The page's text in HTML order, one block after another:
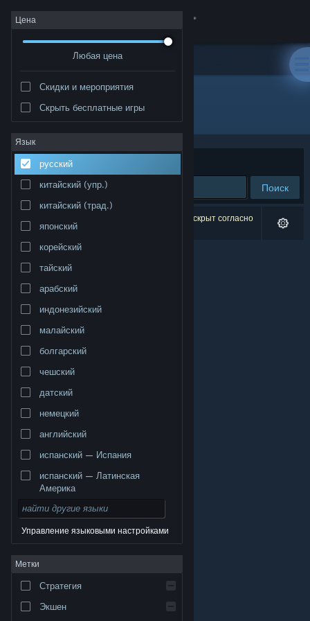
Войти
Сообщество
Информация
Поддержка
Изменить язык
Полная версия
© Valve Corporation. Все права сохранены. Все
торговые марки являются собственностью
Правовая информация
Соглашение подписчика Steam
Файлы cookie
Цена
Любая цена
Скидки и мероприятия
Скрыть бесплатные игры
Язык
русский
китайский (упр.)
китайский (трад.)
японский
корейский
тайский
арабский
индонезийский
малайский
болгарский
чешский
датский
немецкий
английский
испанский — Испания
испанский — Латинская
Америка
Управление языковыми настройками
Метки
Стратегия
Экшен
Разработчик: Pedro Krivochein
Сортировать по
Поиск
Результатов по вашему запросу: 0. 1 продукт скрыт согласно
вашим настройкам.